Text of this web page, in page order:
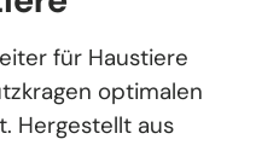
für Haustiere
optimalen
Hergestellt aus